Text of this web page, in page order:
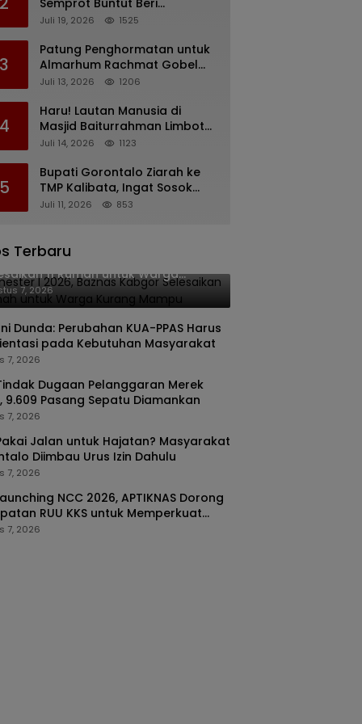
Semprot Buntut Beri
Pernyataan Soal Gaji CS
Nunggak
Juli 19, 2026 1525
3
Patung Penghormatan untuk
Almarhum Rachmat Gobel
Digagas, Ini Tiga Lokasi yang
Juli 13, 2026 1206
4
Haru! Lautan Manusia di
Masjid Baiturrahman Limboto,
Kirim Doa untuk Almarhum
Juli 14, 2026 1123
5
Bupati Gorontalo Ziarah ke
TMP Kalibata, Ingat Sosok
Rachmat Gobel
Juli 11, 2026 853
Terbaru
I 2026, Baznas Kabgor
11 Rumah untuk Warga
Mampu
7, 2026
Dunda: Perubahan KUA-PPAS Harus
pada Kebutuhan Masyarakat
7, 2026
Dugaan Pelanggaran Merek
9.609 Pasang Sepatu Diamankan
7, 2026
Jalan untuk Hajatan? Masyarakat
Diimbau Urus Izin Dahulu
7, 2026
NCC 2026, APTIKNAS Dorong
RUU KKS untuk Memperkuat
Digital Indonesia
7, 2026